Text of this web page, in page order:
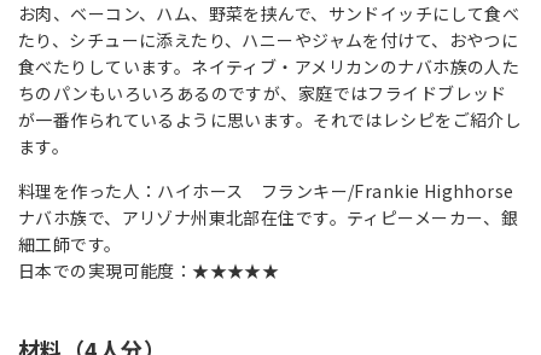
お肉、ベーコン、ハム、野菜を挟んで、サンドイッチにして食べ
たり、シチューに添えたり、ハニーやジャムを付けて、おやつに
食べたりしています。ネイティブ・アメリカンのナバホ族の人た
ちのパンもいろいろあるのですが、家庭ではフライドブレッド
が一番作られているように思います。それではレシピをご紹介し
ます。
料理を作った人：ハイホース フランキー/Frankie Highhorse
ナバホ族で、アリゾナ州東北部在住です。ティピーメーカー、銀
細工師です。
日本での実現可能度：★★★★★